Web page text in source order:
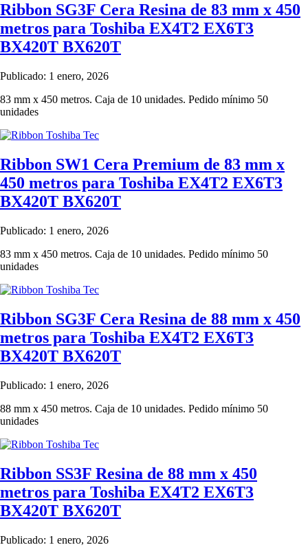
Ribbon SG3F Cera Resina de 83 mm x 450
metros para Toshiba EX4T2 EX6T3
BX420T BX620T
Publicado: 1 enero, 2026
83 mm x 450 metros. Caja de 10 unidades. Pedido mínimo 50
unidades
Ribbon SW1 Cera Premium de 83 mm x
450 metros para Toshiba EX4T2 EX6T3
BX420T BX620T
Publicado: 1 enero, 2026
83 mm x 450 metros. Caja de 10 unidades. Pedido mínimo 50
unidades
Ribbon SG3F Cera Resina de 88 mm x 450
metros para Toshiba EX4T2 EX6T3
BX420T BX620T
Publicado: 1 enero, 2026
88 mm x 450 metros. Caja de 10 unidades. Pedido mínimo 50
unidades
Ribbon SS3F Resina de 88 mm x 450
metros para Toshiba EX4T2 EX6T3
BX420T BX620T
Publicado: 1 enero, 2026